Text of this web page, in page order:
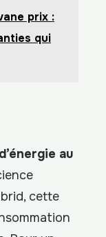
prix :
qui
au
cette